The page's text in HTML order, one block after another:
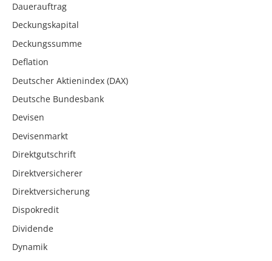
Dauerauftrag
Deckungskapital
Deckungssumme
Deflation
Deutscher Aktienindex (DAX)
Deutsche Bundesbank
Devisen
Devisenmarkt
Direktgutschrift
Direktversicherer
Direktversicherung
Dispokredit
Dividende
Dynamik